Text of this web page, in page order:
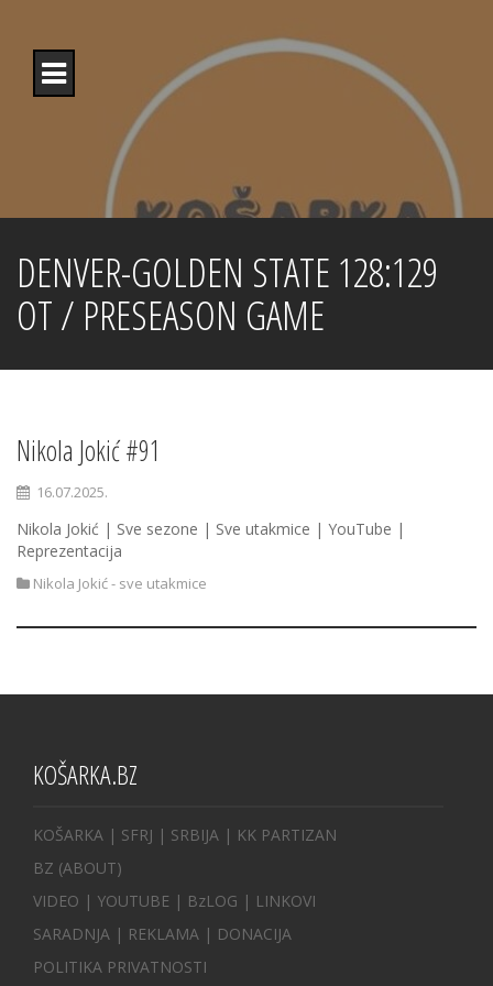
content
DENVER-GOLDEN STATE 128:129
OT / PRESEASON GAME
Nikola Jokić #91
16.07.2025.
Nikola Jokić | Sve sezone | Sve utakmice | YouTube |
Reprezentacija
Nikola Jokić - sve utakmice
KOŠARKA.BZ
KOŠARKA | SFRJ | SRBIJA | KK PARTIZAN
BZ (ABOUT)
VIDEO | YOUTUBE | BzLOG | LINKOVI
SARADNJA | REKLAMA | DONACIJA
POLITIKA PRIVATNOSTI